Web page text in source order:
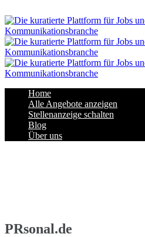
Home
Alle Angebote anzeigen
Stellenanzeige schalten
Blog
Über uns
PRsonal.de